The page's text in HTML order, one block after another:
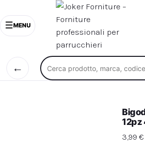
☰MENU
←
Cerca nel catalogo
12pz
3,99€